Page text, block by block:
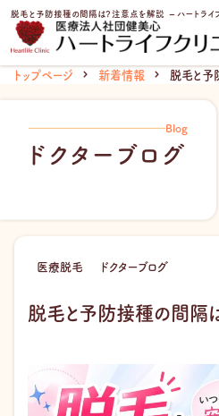
内
ス
脱毛と予防接種の間隔は？注意点を解説 – ハートライ
トップページ 新着情報 脱毛と予
Blog
ドクターブログ
医療脱毛 ドクターブログ
脱毛と予防接種の間隔